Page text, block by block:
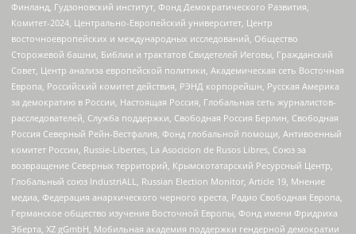
Финланд, Гудзоновский институт, Фонд Демократического Развития,
Комитет-2024, Центрально-Европейский университет, Центр
восточноевропейских и международных исследований, Общество
Сторожевой башни, Библии и трактатов Свидетелей Иеговы, Гражданский
Совет, Центр анализа европейской политики, Академическая сеть Восточная
Европа, Российский комитет действия, РЭНД корпорейшн, Русская Америка
за демократию в России, Настоящая Россия, Глобальная сеть журналистов-
расследователей, Служба поддержки, Свободная Россия Берлин, Свободная
Россия Северный Рейн-Вестфалия, Фонд глобальной помощи, Антивоенный
комитет России, Russie-Libertes, La Asocicion de Rusos Libres, Союз за
возвращение Северных территорий, Крымскотатарский Ресурсный Центр,
Глобальный союз IndustriALL, Russian Election Monitor, Article 19, Мнение
медиа, Федерация анархического черного креста, Радио Свободная Европа,
Германское общество изучения Восточной Европы, Фонд имени Фридриха
Эберта, XZ gGmbH, Мобильная академия поддержки гендерной демократии